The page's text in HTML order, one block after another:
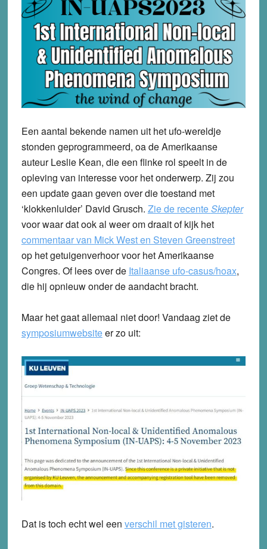
Een aantal bekende namen uit het ufo-wereldje
stonden geprogrammeerd, oa de Amerikaanse
auteur Leslie Kean, die een flinke rol speelt in de
opleving van interesse voor het onderwerp. Zij zou
een update gaan geven over die toestand met
‘klokkenluider’ David Grusch. Zie de recenteSkepter
voor waar dat ook al weer om draait of kijk het
commentaar van Mick West en Steven Greenstreet
op het getuigenverhoor voor het Amerikaanse
Congres. Of lees over de Italiaanse ufo-casus/hoax,
die hij opnieuw onder de aandacht bracht.
Maar het gaat allemaal niet door! Vandaag ziet de
symposiumwebsiteer zo uit:
Dat is toch echt wel een verschil met gisteren.